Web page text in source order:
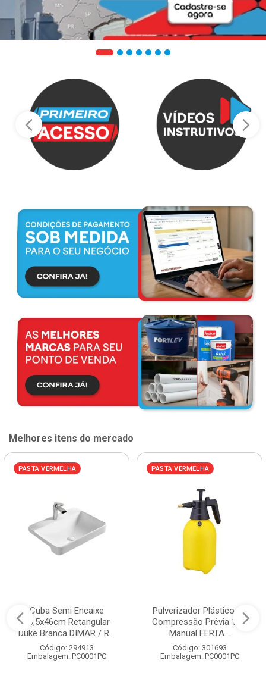
Melhores itens do mercado
PASTA VERMELHA
Cuba Semi Encaixe
58,5x46cm Retangular
Duke Branca DIMAR / R...
Código: 294913
Embalagem: PC0001PC
PASTA VERMELHA
Pulverizador Plástico de
Compressão Prévia 1,5L
Manual FERTA...
Código: 301693
Embalagem: PC0001PC